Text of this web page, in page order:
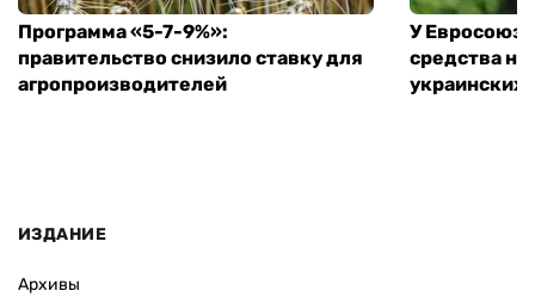
Программа «5-7-9%»:
правительство снизило ставку для
агропроизводителей
У
средства
ИЗДАНИЕ
Архивы